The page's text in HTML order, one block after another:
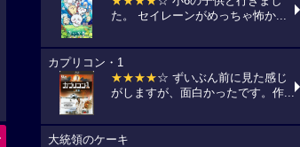
た。 セイレーンがめっちゃ怖か...
カプリコン・1
★★★★☆ ずいぶん前に見た感じ
がしますが、面白かったです。作...
大統領のケーキ